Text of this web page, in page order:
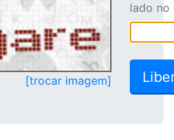
[trocar imagem]
lado no